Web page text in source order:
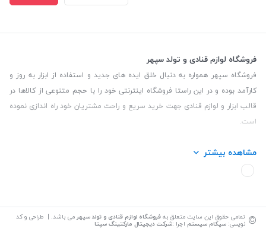
فروشگاه لوازم قنادی و تولد سپهر
فروشگاه سپهر همواره به دنبال خلق ایده های جدید و استفاده از ابزار به روز و
کارآمد بوده و در این راستا فروشگاه اینترنتی خود را با حجم متنوعی از کالاها در
قالب ابزار و لوازم قنادی جهت خرید سریع و راحت مشتریان خود راه اندازی نموده
است.
این فروشگاه تمام تلاش خود را نموده تا کالاهایی با کیفیت و با حداقل قیمت
عرضه نماید.
مشاهده بیشتر
© تمامی حقوق این سایت متعلق بهفروشگاه لوازم قنادی و تولد سپهر می باشد. | طراحی و کد
نویسی: سپکام سیستم اجرا :شرکت دیجیتال مارکتینگ سپتا